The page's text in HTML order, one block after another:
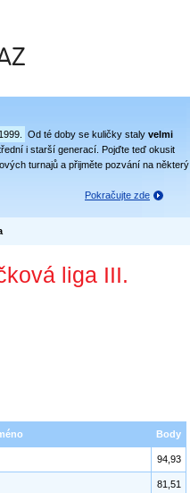
Od té doby se kuličky staly velmi
i starší generací. Pojďte teď okusit
turnajů a přijměte pozvání na některý
Pokračujte zde
liga III.
Body
94,93
81,51